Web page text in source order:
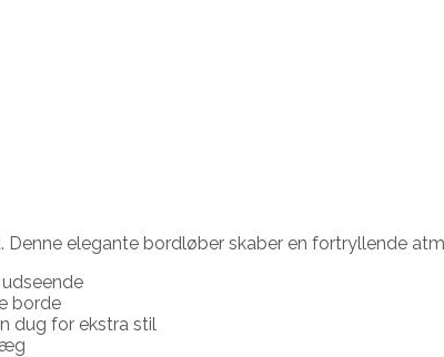
elegante bordløber skaber en fortryllende
borde
dug for ekstra stil